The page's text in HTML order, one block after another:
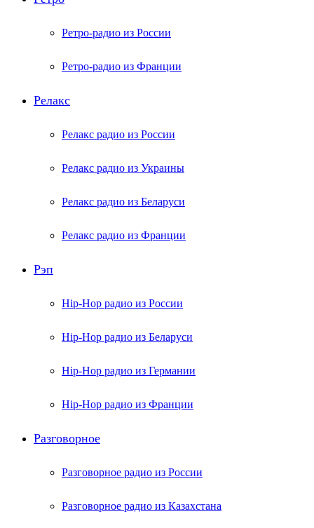
Ретро-радио из России
Ретро-радио из Франции
Релакс
Релакс радио из России
Релакс радио из Украины
Релакс радио из Беларуси
Релакс радио из Франции
Рэп
Hip-Hop радио из России
Hip-Hop радио из Беларуси
Hip-Hop радио из Германии
Hip-Hop радио из Франции
Разговорное
Разговорное радио из России
Разговорное радио из Казахстана